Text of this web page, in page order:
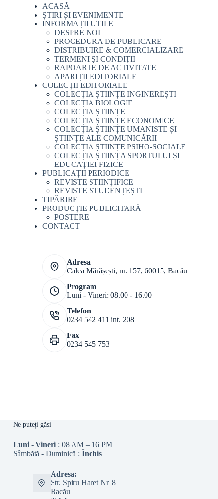
ACASĂ
ȘTIRI ȘI EVENIMENTE
INFORMAȚII UTILE
DESPRE NOI
PROCEDURA DE PUBLICARE
DISTRIBUIRE & COMERCIALIZARE
TERMENI ȘI CONDIȚII
RAPOARTE DE ACTIVITATE
APARIȚII EDITORIALE
COLECȚII EDITORIALE
COLECȚIA ȘTIINȚE INGINEREȘTI
COLECȚIA BIOLOGIE
COLECȚIA ȘTIINȚE
COLECȚIA ȘTIINȚE ECONOMICE
COLECȚIA ȘTIINȚE UMANISTE ȘI
ȘTIINȚE ALE COMUNICĂRII
COLECȚIA ȘTIINȚE PSIHO-SOCIALE
COLECȚIA ȘTIINȚA SPORTULUI ȘI
EDUCAȚIEI FIZICE
PUBLICAȚII PERIODICE
REVISTE ȘTIINȚIFICE
REVISTE STUDENȚEȘTI
TIPĂRIRE
PRODUCȚIE PUBLICITARĂ
POSTERE
CONTACT
Adresa
Calea Mărășești, nr. 157, 60015, Bacău
Program
Luni - Vineri: 08.00 - 16.00
Telefon
0234 542 411 int. 208
Fax
0234 545 753
Ne puteți găsi
Luni - Vineri: 08 AM – 16 PM
Sâmbătă - Duminică : Închis
Adresa:
Str. Spiru Haret Nr. 8
Bacău